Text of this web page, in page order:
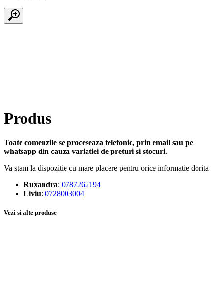
Produs
Toate comenzile se proceseaza telefonic, prin email sau pe
whatsapp din cauza variatiei de preturi si stocuri.
Va stam la dispozitie cu mare placere pentru orice informatie dorita
Ruxandra: 0787262194
Liviu: 0728003004
Vezi si alte produse